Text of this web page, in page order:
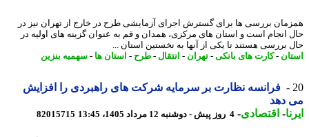
بررسی ها برای گسترش اجرای آزمایشی طرح در خارج از تهران نیز در
انجام است و استان های مرکزی، همدان و قم به عنوان گزینه های اولیه در
بررسی هستند تا یکی از آنها به نخستین استان ...
-کارت های بانکی-تهران- انتقال-طرح-استان ها- سهمیه بنزین
فرانسه نظارت بر سرمایه شرکت های راهبردی را افزایش
دهد
-اقتصادی-4 روز پیش - دوشنبه 12 مرداد 1405، 13:45 82015715